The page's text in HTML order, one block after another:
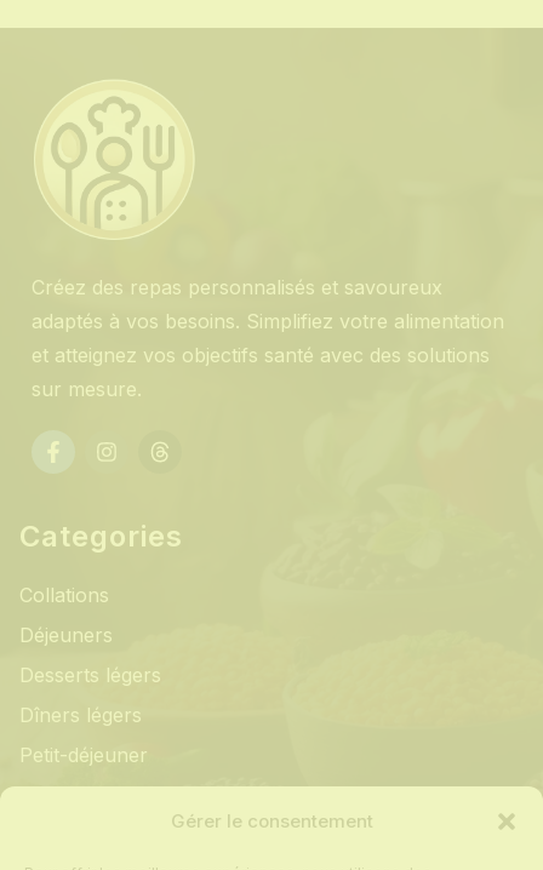
Gérer le consentement
Créez des repas personnalisés et savoureux
adaptés à vos besoins. Simplifiez votre alimentation
et atteignez vos objectifs santé avec des solutions
sur mesure.
Categories
Collations
Déjeuners
Desserts légers
Dîners légers
Petit-déjeuner
Informations